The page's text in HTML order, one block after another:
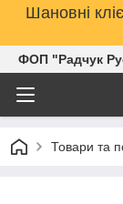
Шановні
ФОП "Радчук
Товари та